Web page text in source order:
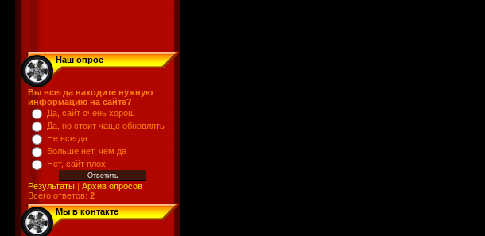
Наш опрос
Вы всегда находите нужную
информацию на сайте?
Да, сайт очень хорош
Да, но стоит чаще обновлять
Не всегда
Больше нет, чем да
Нет, сайт плох
Результаты | Архив опросов
Всего ответов: 2
Мы в контакте